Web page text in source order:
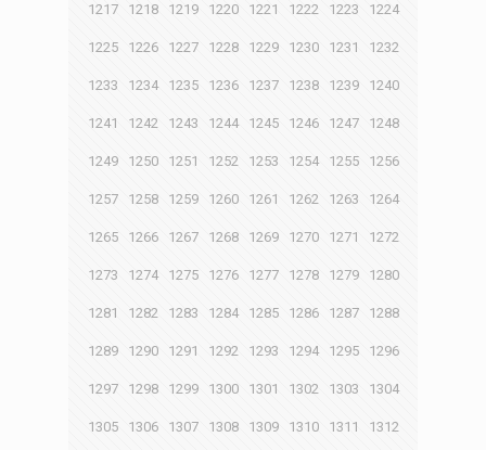
1217 1218 1219 1220 1221 1222 1223 1224
1225 1226 1227 1228 1229 1230 1231 1232
1233 1234 1235 1236 1237 1238 1239 1240
1241 1242 1243 1244 1245 1246 1247 1248
1249 1250 1251 1252 1253 1254 1255 1256
1257 1258 1259 1260 1261 1262 1263 1264
1265 1266 1267 1268 1269 1270 1271 1272
1273 1274 1275 1276 1277 1278 1279 1280
1281 1282 1283 1284 1285 1286 1287 1288
1289 1290 1291 1292 1293 1294 1295 1296
1297 1298 1299 1300 1301 1302 1303 1304
1305 1306 1307 1308 1309 1310 1311 1312